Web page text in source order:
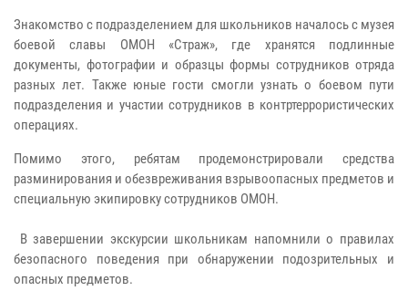
Знакомство с подразделением для школьников началось с музея
боевой славы ОМОН «Страж», где хранятся подлинные
документы, фотографии и образцы формы сотрудников отряда
разных лет. Также юные гости смогли узнать о боевом пути
подразделения и участии сотрудников в контртеррористических
операциях.
Помимо этого, ребятам продемонстрировали средства
разминирования и обезвреживания взрывоопасных предметов и
специальную экипировку сотрудников ОМОН.
В завершении экскурсии школьникам напомнили о правилах
безопасного поведения при обнаружении подозрительных и
опасных предметов.